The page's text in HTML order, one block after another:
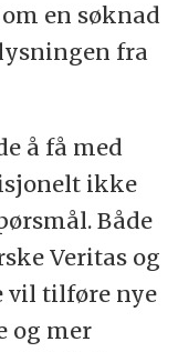
en søknad
fra
å få med
ikke
Både
Veritas og
vil tilføre nye
og mer